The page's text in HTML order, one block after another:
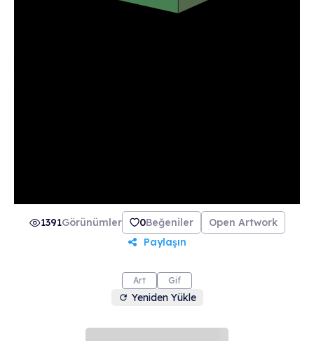
1391Görünümler 0Beğeniler
Open Artwork
Paylaşın
Art Gif
Yeniden Yükle